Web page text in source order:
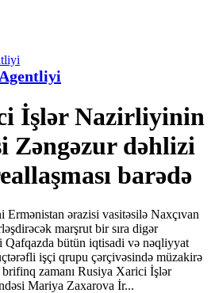
İşlər Nazirliyinin
Zəngəzur dəhlizi
barədə
Ermənistan ərazisi vasitəsilə Naxçıvan
marşrut bir sıra digər
Qafqazda bütün iqtisadi və nəqliyyat
işçi qrupu çərçivəsində müzakirə
zamanı Rusiya Xarici İşlər
Mariya Zaxarova İr...